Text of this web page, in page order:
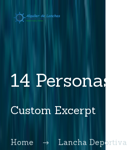
14 Personas
Custom Excerpt
Home Lancha Deportiva